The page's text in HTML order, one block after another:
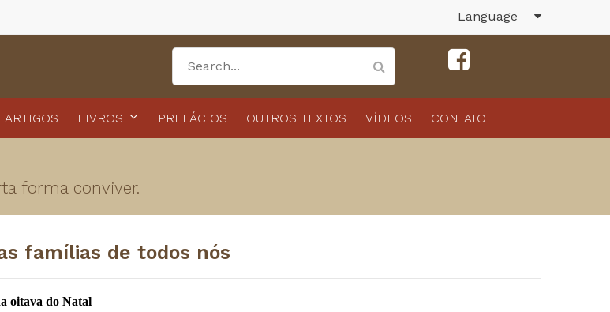
Language
ARTIGOS LIVROS PREFÁCIOS OUTROS TEXTOS VÍDEOS CONTATO
forma conviver.
famílias de todos nós
oitava do Natal